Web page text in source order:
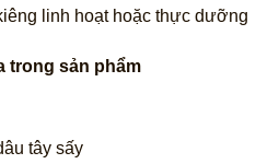
linh hoạt hoặc thực dưỡng
trong sản phẩm
tây sấy